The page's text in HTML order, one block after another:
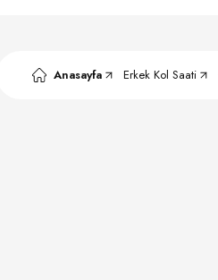
Anasayfa Erkek Kol Saati